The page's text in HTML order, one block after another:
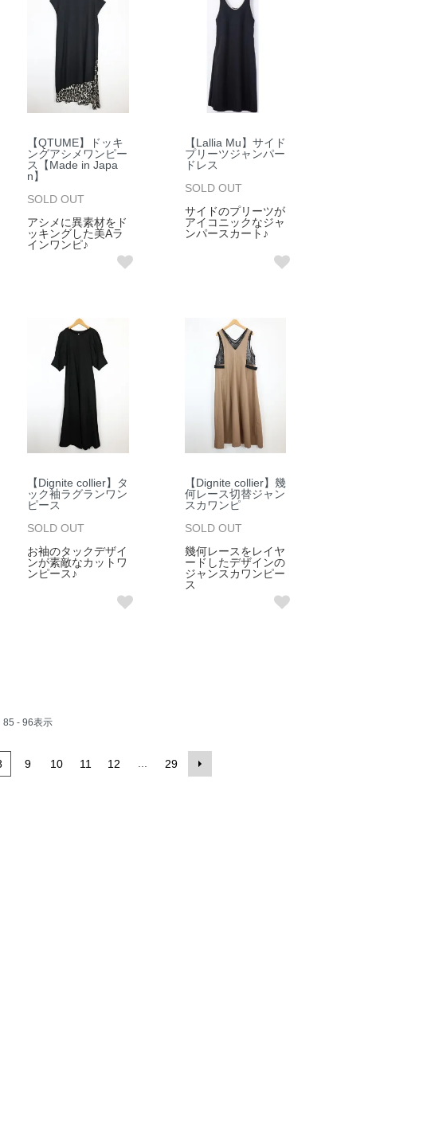
【QTUME】ドッキ
ングアシメワンピー
ス【Made in Japa
n】
SOLD OUT
アシメに異素材をド
ッキングした美Aラ
インワンピ♪
【Lallia Mu】サイド
プリーツジャンパー
ドレス
SOLD OUT
サイドのプリーツが
アイコニックなジャ
ンパースカート♪
【Dignite collier】タ
ック袖ラグランワン
ピース
SOLD OUT
お袖のタックデザイ
ンが素敵なカットワ
ンピース♪
【Dignite collier】幾
何レース切替ジャン
スカワンピ
SOLD OUT
幾何レースをレイヤ
ードしたデザインの
ジャンスカワンピー
ス
85 - 96表示
9 10 11 12 29